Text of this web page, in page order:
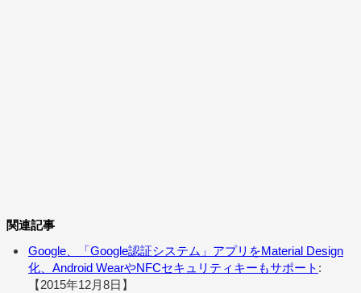
関連記事
Google、「Google認証システム」アプリをMaterial Design
化、Android WearやNFCセキュリティキーもサポート :
【2015年12月8日】